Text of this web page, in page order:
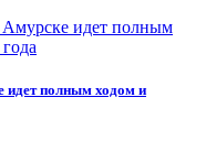
полным ходом и